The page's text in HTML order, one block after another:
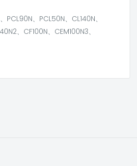
、PCL50N、CL140N、
、CF100N、CEM100N3、